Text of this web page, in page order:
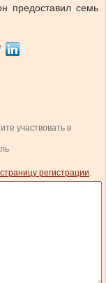
предоставил семь
участвовать в
страницу регистрации.